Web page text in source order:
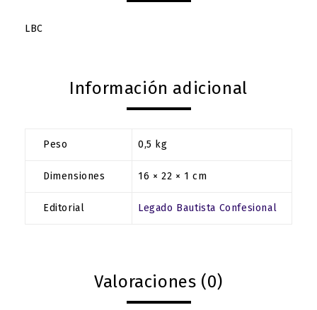
LBC
Información adicional
Peso 0,5 kg
Dimensiones 16 × 22 × 1 cm
Editorial Legado Bautista Confesional
Valoraciones (0)